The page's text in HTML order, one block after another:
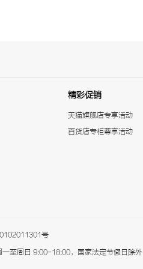
精彩促销
天猫旗舰店专享活动
百货店专柜尊享活动
号
一至周日 9:00-18:00，国家法定节假日除外